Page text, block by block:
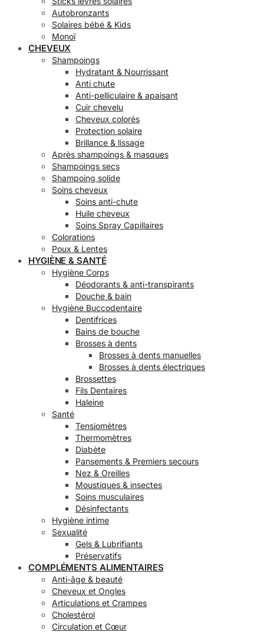
Autobronzants
Solaires bébé & Kids
Monoï
CHEVEUX
Shampoings
Hydratant & Nourrissant
Anti chute
Anti-pelliculaire & apaisant
Cuir chevelu
Cheveux colorés
Protection solaire
Brillance & lissage
Après shampoings & masques
Shampoings secs
Shampoing solide
Soins cheveux
Soins anti-chute
Huile cheveux
Soins Spray Capillaires
Colorations
Poux & Lentes
HYGIÈNE & SANTÉ
Hygiène Corps
Déodorants & anti-transpirants
Douche & bain
Hygiène Buccodentaire
Dentifrices
Bains de bouche
Brosses à dents
Brosses à dents manuelles
Brosses à dents électriques
Brossettes
Fils Dentaires
Haleine
Santé
Tensiomètres
Thermomètres
Diabète
Pansements & Premiers secours
Nez & Oreilles
Moustiques & insectes
Soins musculaires
Désinfectants
Hygiène intime
Sexualité
Gels & Lubrifiants
Préservatifs
COMPLÉMENTS ALIMENTAIRES
Anti-âge & beauté
Cheveux et Ongles
Articulations et Crampes
Cholestérol
Circulation et Cœur